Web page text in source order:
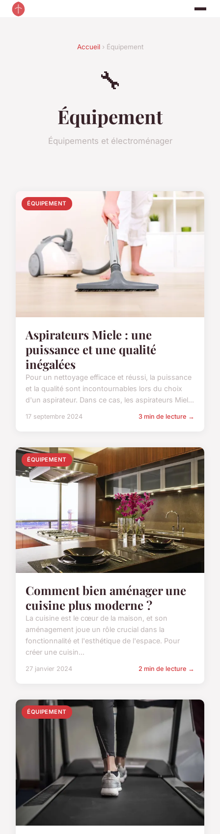
Accueil› Équipement
🔧
Équipement
Équipements et électroménager
ÉQUIPEMENT
Aspirateurs Miele : une
puissance et une qualité
inégalées
Pour un nettoyage efficace et réussi, la puissance
et la qualité sont incontournables lors du choix
d'un aspirateur. Dans ce cas, les aspirateurs Miel...
17 septembre 2024 3 min de lecture →
ÉQUIPEMENT
Comment bien aménager une
cuisine plus moderne ?
La cuisine est le cœur de la maison, et son
aménagement joue un rôle crucial dans la
fonctionnalité et l'esthétique de l'espace. Pour
créer une cuisin...
27 janvier 2024 2 min de lecture →
ÉQUIPEMENT